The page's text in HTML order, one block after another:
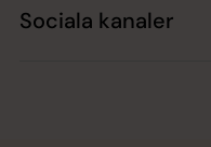
Sociala kanaler